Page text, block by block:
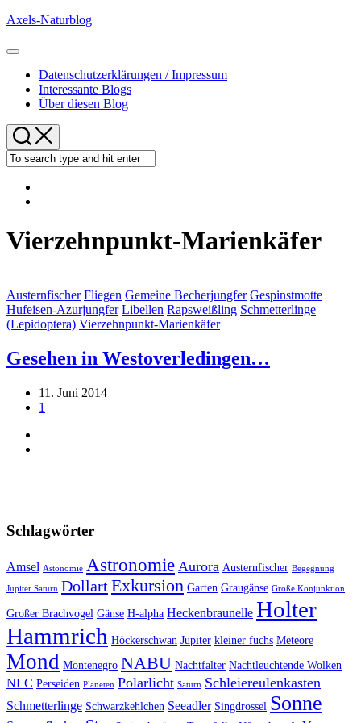
Skip
content
Axels-Naturblog
Expand
Datenschutzerklärungen / Impressum
Interessante Blogs
Über diesen Blog
Vierzehnpunkt-Marienkäfer
Austernfischer Fliegen Gemeine Becherjungfer Gespinstmotte
Hufeisen-Azurjungfer Libellen Rapsweißling Schmetterlinge
(Lepidoptera) Vierzehnpunkt-Marienkäfer
Gesehen in Westoverledingen…
11. Juni 2014
1
Schlagwörter
Amsel Astonomie Astronomie Aurora Austernfischer Begegnung
Jupiter Saturn DollartExkursion Garten Graugänse Große Konjunktion
Großer Brachvogel Gänse H-alpha Heckenbraunelle Holter
Hammrich Höckerschwan Jupiter kleiner fuchs Meteore
Mond Montenegro NABU Nachtfalter Nachtleuchtende Wolken
NLC Perseiden Planeten Polarlicht Saturn Schleiereulenkasten
Schmetterlinge Schwarzkehlchen Seeadler Singdrossel Sonne